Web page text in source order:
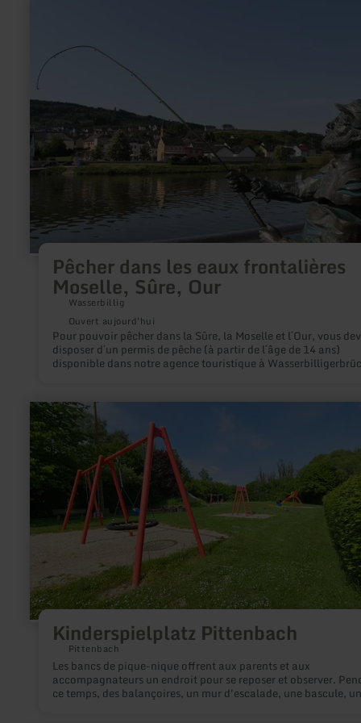
Pêcher dans les eaux frontalières
Moselle, Sûre, Our
Wasserbillig
Ouvert aujourd'hui
Pour pouvoir pêcher dans la Sûre, la Moselle et l´Our, vous
disposer d´un permis de pêche (à partir de l´âge de 14 ans)
disponible dans notre agence touristique à
Pêcher
les
eaux
Moselle,
Sûre,
Our
Kinderspielplatz Pittenbach
Pittenbach
Les bancs de pique-nique offrent aux parents et aux
accompagnateurs un endroit pour se reposer et observer.
ce temps, des balançoires, un mur d'escalade, une bascule, un
en
savoir
plus
sur
:
Kinderspielplatz
Pittenbach